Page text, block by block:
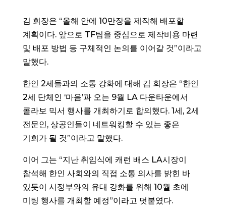
김 회장은 “올해 안에 10만장을 제작해 배포할
계획이다. 앞으로 TF팀을 중심으로 제작비용 마련
및 배포 방법 등 구체적인 논의를 이어갈 것”이라고
말했다.
한인 2세들과의 소통 강화에 대해 김 회장은 “한인
2세 단체인 ‘마음’과 오는 9월 LA 다운타운에서
콜라보 믹서 행사를 개최하기로 합의했다. 1세, 2세
전문인, 상공인들이 네트워킹할 수 있는 좋은
기회가 될 것”이라고 말했다.
이어 그는 “지난 취임식에 캐런 배스 LA시장이
참석해 한인 사회와의 직접 소통 의사를 밝힌 바
있듯이 시정부와의 유대 강화를 위해 10월 초에
미팅 행사를 개최할 예정”이라고 덧붙였다.